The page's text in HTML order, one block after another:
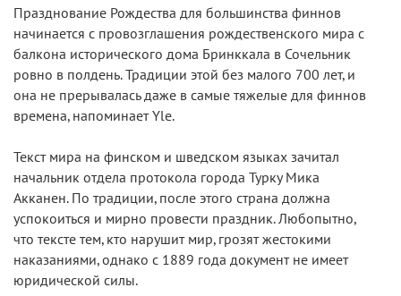
Празднование Рождества для большинства финнов
начинается с провозглашения рождественского мира с
балкона исторического дома Бринккала в Сочельник
ровно в полдень. Традиции этой без малого 700 лет, и
она не прерывалась даже в самые тяжелые для финнов
времена, напоминает Yle.
Текст мира на финском и шведском языках зачитал
начальник отдела протокола города Турку Мика
Акканен. По традиции, после этого страна должна
успокоиться и мирно провести праздник. Любопытно,
что тексте тем, кто нарушит мир, грозят жестокими
наказаниями, однако с 1889 года документ не имеет
юридической силы.